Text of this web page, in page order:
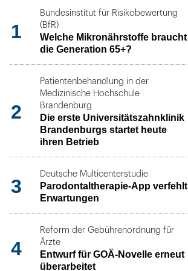
1
Bundesinstitut für Risikobewertung
(BfR)
Welche Mikronährstoffe braucht
die Generation 65+?
2
Patientenbehandlung in der
Medizinische Hochschule
Brandenburg
Die erste Universitätszahnklinik
Brandenburgs startet heute
ihren Betrieb
3
Deutsche Multicenterstudie
Parodontaltherapie-App verfehlt
Erwartungen
4
Reform der Gebührenordnung für
Ärzte
Entwurf für GOÄ-Novelle erneut
überarbeitet